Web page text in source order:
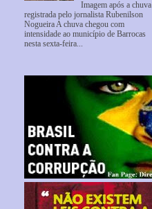
Imagem após a chuva
registrada pelo jornalista Rubenilson
Nogueira A chuva chegou com
intensidade ao município de Barrocas
nesta sexta-feira...